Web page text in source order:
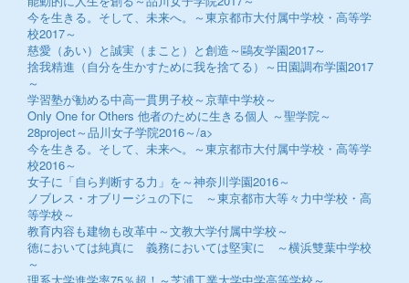
今を生きる。そして、未来へ。～東京都市大付属中学校・高等学
校2017～
慈愛（あい）と誠実（まこと）と創造～鷗友学園2017～
捨我精進（自分を生かすために我を捨てる）～田園調布学園2017
～
学習塾が勧める中高一貫男子校～京華中学校～
Only One for Others 他者のために生きる個人 ～聖学院～
28project～品川女子学院2016～/a>
今を生きる。そして、未来へ。～東京都市大付属中学校・高等学
校2016～
女子に「自ら判断する力」を～神奈川学園2016～
ノブレス・オブリージュの下に ～東京都市大等々力中学校・高
等学校～
教育内容も建物も改革中～文教大学付属中学校～
徳においては純真に 義務においては堅実に ～横浜雙葉中学校
～